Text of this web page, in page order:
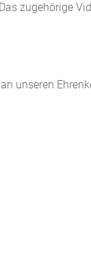
zugehörige
unseren